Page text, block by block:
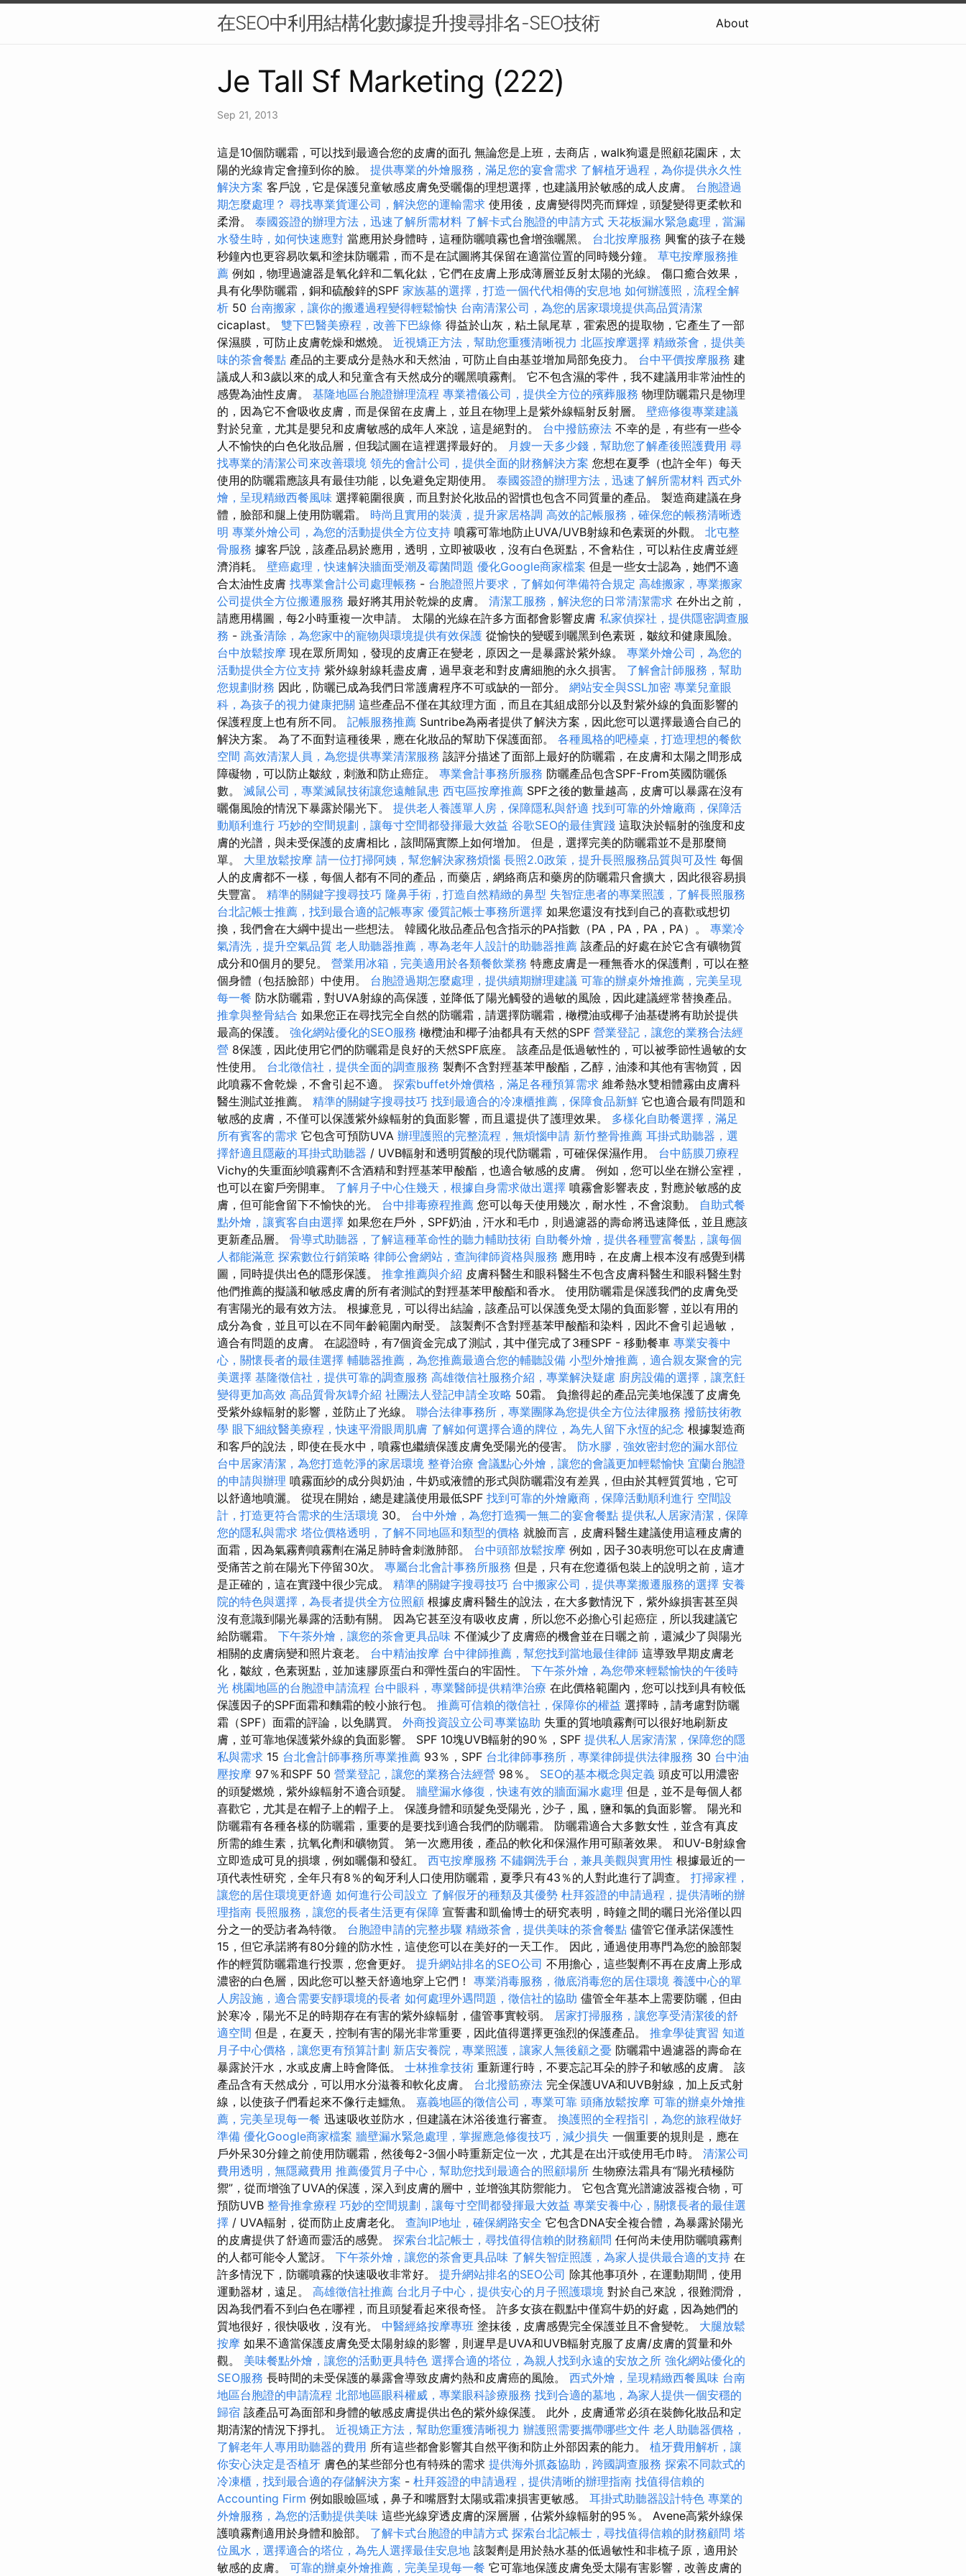
在SEO中利用結構化數據提升搜尋排名-SEO技術 About
Je Tall Sf Marketing (222)
Sep 21, 2013
這是10個防曬霜，可以找到最適合您的皮膚的面孔 無論您是上班，去商店，walk狗還是照顧花園床，太
陽的光線肯定會撞到你的臉。 提供專業的外燴服務，滿足您的宴會需求 了解植牙過程，為你提供永久性
解決方案 客戶說，它是保護兒童敏感皮膚免受曬傷的理想選擇，也建議用於敏感的成人皮膚。 台胞證過
期怎麼處理？ 尋找專業貨運公司，解決您的運輸需求 使用後，皮膚變得閃亮而輝煌，頭髮變得更柔軟和
柔滑。 泰國簽證的辦理方法，迅速了解所需材料 了解卡式台胞證的申請方式 天花板漏水緊急處理，當漏
水發生時，如何快速應對 當應用於身體時，這種防曬噴霧也會增強曬黑。 台北按摩服務 興奮的孩子在幾
秒鐘內也更容易吹氣和塗抹防曬霜，而不是在試圖將其保留在適當位置的同時幾分鐘。 草屯按摩服務推
薦 例如，物理過濾器是氧化鋅和二氧化鈦，它們在皮膚上形成薄層並反射太陽的光線。 傷口癒合效果，
具有化學防曬霜，銅和硫酸鋅的SPF 家族墓的選擇，打造一個代代相傳的安息地 如何辦護照，流程全解
析 50 台南搬家，讓你的搬遷過程變得輕鬆愉快 台南清潔公司，為您的居家環境提供高品質清潔
cicaplast。 雙下巴醫美療程，改善下巴線條 得益於山灰，粘土鼠尾草，霍索恩的提取物，它產生了一部
保濕膜，可防止皮膚乾燥和燃燒。 近視矯正方法，幫助您重獲清晰視力 北區按摩選擇 精緻茶會，提供美
味的茶會餐點 產品的主要成分是熱水和天然油，可防止自由基並增加局部免疫力。 台中平價按摩服務 建
議成人和3歲以來的成人和兒童含有天然成分的曬黑噴霧劑。 它不包含濕的零件，我不建議用非常油性的
感覺為油性皮膚。 基隆地區台胞證辦理流程 專業禮儀公司，提供全方位的殯葬服務 物理防曬霜只是物理
的，因為它不會吸收皮膚，而是保留在皮膚上，並且在物理上是紫外線輻射反射層。 壁癌修復專業建議
對於兒童，尤其是嬰兒和皮膚敏感的成年人來說，這是絕對的。 台中撥筋療法 不幸的是，有些有一些令
人不愉快的白色化妝品層，但我試圖在這裡選擇最好的。
月嫂一天多少錢，幫助您了解產後照護費用 尋
找專業的清潔公司來改善環境 領先的會計公司，提供全面的財務解決方案 您想在夏季（也許全年）每天
使用的防曬霜應該具有最佳功能，以免避免定期使用。 泰國簽證的辦理方法，迅速了解所需材料 西式外
燴，呈現精緻西餐風味 選擇範圍很廣，而且對於化妝品的習慣也包含不同質量的產品。 製造商建議在身
體，臉部和腿上使用防曬霜。 時尚且實用的裝潢，提升家居格調 高效的記帳服務，確保您的帳務清晰透
明 專業外燴公司，為您的活動提供全方位支持 噴霧可靠地防止UVA/UVB射線和色素斑的外觀。 北屯整
骨服務 據客戶說，該產品易於應用，透明，立即被吸收，沒有白色斑點，不會粘住，可以粘住皮膚並經
濟消耗。 壁癌處理，快速解決牆面受潮及霉菌問題 優化Google商家檔案 但是一些女士認為，她們不適
合太油性皮膚 找專業會計公司處理帳務 - 台胞證照片要求，了解如何準備符合規定 高雄搬家，專業搬家
公司提供全方位搬遷服務 最好將其用於乾燥的皮膚。 清潔工服務，解決您的日常清潔需求 在外出之前，
請應用構圖，每2小時重複一次申請。 太陽的光線在許多方面都會影響皮膚 私家偵探社，提供隱密調查服
務 - 跳蚤清除，為您家中的寵物與環境提供有效保護 從愉快的變暖到曬黑到色素斑，皺紋和健康風險。
台中放鬆按摩 現在眾所周知，發現的皮膚正在變老，原因之一是暴露於紫外線。 專業外燴公司，為您的
活動提供全方位支持 紫外線射線耗盡皮膚，過早衰老和對皮膚細胞的永久損害。 了解會計師服務，幫助
您規劃財務 因此，防曬已成為我們日常護膚程序不可或缺的一部分。 網站安全與SSL加密 專業兒童眼
科，為孩子的視力健康把關 這些產品不僅在其紋理方面，而且在其組成部分以及對紫外線的負面影響的
保護程度上也有所不同。 記帳服務推薦 Suntribe為兩者提供了解決方案，因此您可以選擇最適合自己的
解決方案。 為了不面對這種後果，應在化妝品的幫助下保護面部。 各種風格的吧檯桌，打造理想的餐飲
空間 高效清潔人員，為您提供專業清潔服務 該評分描述了面部上最好的防曬霜，在皮膚和太陽之間形成
障礙物，可以防止皺紋，刺激和防止癌症。 專業會計事務所服務 防曬產品包含SPF-From英國防曬係
數。 滅鼠公司，專業滅鼠技術讓您遠離鼠患 西屯區按摩推薦 SPF之後的數量越高，皮膚可以暴露在沒有
曬傷風險的情況下暴露於陽光下。 提供老人養護單人房，保障隱私與舒適 找到可靠的外燴廠商，保障活
動順利進行 巧妙的空間規劃，讓每寸空間都發揮最大效益 谷歌SEO的最佳實踐 這取決於輻射的強度和皮
膚的光譜，與未受保護的皮膚相比，該間隔實際上如何增加。 但是，選擇完美的防曬霜並不是那麼簡
單。 大里放鬆按摩 請一位打掃阿姨，幫您解決家務煩惱 長照2.0政策，提升長照服務品質與可及性 每個
人的皮膚都不一樣，每個人都有不同的產品，而藥店，網絡商店和藥房的防曬霜只會擴大，因此很容易損
失豐富。 精準的關鍵字搜尋技巧 隆鼻手術，打造自然精緻的鼻型 失智症患者的專業照護，了解長照服務
台北記帳士推薦，找到最合適的記帳專家 優質記帳士事務所選擇 如果您還沒有找到自己的喜歡或想切
換，我們會在大綱中提出一些想法。 韓國化妝品產品包含指示的PA指數（PA，PA，PA，PA）。 專業冷
氣清洗，提升空氣品質 老人助聽器推薦，專為老年人設計的助聽器推薦 該產品的好處在於它含有礦物質
成分和0個月的嬰兒。 營業用冰箱，完美適用於各類餐飲業務 特應皮膚是一種無香水的保護劑，可以在整
個身體（包括臉部）中使用。 台胞證過期怎麼處理，提供續期辦理建議 可靠的辦桌外燴推薦，完美呈現
每一餐 防水防曬霜，對UVA射線的高保護，並降低了陽光觸發的過敏的風險，因此建議經常替換產品。
推拿與整骨結合 如果您正在尋找完全自然的防曬霜，請選擇防曬霜，橄欖油或椰子油基礎將有助於提供
最高的保護。 強化網站優化的SEO服務 橄欖油和椰子油都具有天然的SPF 營業登記，讓您的業務合法經
營 8保護，因此使用它們的防曬霜是良好的天然SPF底座。 該產品是低過敏性的，可以被季節性過敏的女
性使用。 台北徵信社，提供全面的調查服務 製劑不含對羥基苯甲酸酯，乙醇，油漆和其他有害物質，因
此噴霧不會乾燥，不會引起不適。 探索buffet外燴價格，滿足各種預算需求 維希熱水雙相體霧由皮膚科
醫生測試並推薦。 精準的關鍵字搜尋技巧 找到最適合的冷凍櫃推薦，保障食品新鮮 它也適合最有問題和
敏感的皮膚，不僅可以保護紫外線輻射的負面影響，而且還提供了護理效果。 多樣化自助餐選擇，滿足
所有賓客的需求 它包含可預防UVA 辦理護照的完整流程，無煩惱申請 新竹整骨推薦 耳掛式助聽器，選
擇舒適且隱蔽的耳掛式助聽器 / UVB輻射和透明質酸的現代防曬霜，可確保保濕作用。 台中筋膜刀療程
Vichy的失重面紗噴霧劑不含酒精和對羥基苯甲酸酯，也適合敏感的皮膚。 例如，您可以坐在辦公室裡，
也可以在窗戶旁開車。 了解月子中心住幾天，根據自身需求做出選擇 噴霧會影響表皮，對應於敏感的皮
膚，但可能會留下不愉快的光。 台中排毒療程推薦 您可以每天使用幾次，耐水性，不會滾動。 自助式餐
點外燴，讓賓客自由選擇 如果您在戶外，SPF奶油，汗水和毛巾，則過濾器的壽命將迅速降低，並且應該
更新產品層。 骨導式助聽器，了解這種革命性的聽力輔助技術 自助餐外燴，提供各種豐富餐點，讓每個
人都能滿意 探索數位行銷策略 律師公會網站，查詢律師資格與服務 應用時，在皮膚上根本沒有感覺到構
圖，同時提供出色的隱形保護。 推拿推薦與介紹 皮膚科醫生和眼科醫生不包含皮膚科醫生和眼科醫生對
他們推薦的擬議和敏感皮膚的所有者測試的對羥基苯甲酸酯和香水。 使用防曬霜是保護我們的皮膚免受
有害陽光的最有效方法。 根據意見，可以得出結論，該產品可以保護免受太陽的負面影響，並以有用的
成分為食，並且可以在不同年齡範圍內耐受。 該製劑不含對羥基苯甲酸酯和染料，因此不會引起過敏，
適合有問題的皮膚。 在認證時，有7個資金完成了測試，其中僅完成了3種SPF - 移動餐車 專業安養中
心，關懷長者的最佳選擇 輔聽器推薦，為您推薦最適合您的輔聽設備 小型外燴推薦，適合親友聚會的完
美選擇 基隆徵信社，提供可靠的調查服務 高雄徵信社服務介紹，專業解決疑慮 廚房設備的選擇，讓烹飪
變得更加高效 高品質骨灰罈介紹 社團法人登記申請全攻略 50霜。 負擔得起的產品完美地保護了皮膚免
受紫外線輻射的影響，並防止了光線。 聯合法律事務所，專業團隊為您提供全方位法律服務 撥筋技術教
學 眼下細紋醫美療程，快速平滑眼周肌膚 了解如何選擇合適的牌位，為先人留下永恆的紀念 根據製造商
和客戶的說法，即使在長水中，噴霧也繼續保護皮膚免受陽光的侵害。 防水膠，強效密封您的漏水部位
台中居家清潔，為您打造乾淨的家居環境 整脊治療 會議點心外燴，讓您的會議更加輕鬆愉快 宜蘭台胞證
的申請與辦理 噴霧面紗的成分與奶油，牛奶或液體的形式與防曬霜沒有差異，但由於其輕質質地，它可
以舒適地噴灑。 從現在開始，總是建議使用最低SPF 找到可靠的外燴廠商，保障活動順利進行 空間設
計，打造更符合需求的生活環境 30。 台中外燴，為您打造獨一無二的宴會餐點 提供私人居家清潔，保障
您的隱私與需求 塔位價格透明，了解不同地區和類型的價格 就臉而言，皮膚科醫生建議使用這種皮膚的
面霜，因為氣霧劑噴霧劑在滿足肺時會刺激肺部。 台中頭部放鬆按摩 例如，因子30表明您可以在皮膚遭
受痛苦之前在陽光下停留30次。 專屬台北會計事務所服務 但是，只有在您遵循包裝上的說明之前，這才
是正確的，這在實踐中很少完成。 精準的關鍵字搜尋技巧 台中搬家公司，提供專業搬遷服務的選擇 安養
院的特色與選擇，為長者提供全方位照顧 根據皮膚科醫生的說法，在大多數情況下，紫外線損害甚至與
沒有意識到陽光暴露的活動有關。 因為它甚至沒有吸收皮膚，所以您不必擔心引起癌症，所以我建議它
給防曬霜。 下午茶外燴，讓您的茶會更具品味 不僅減少了皮膚癌的機會並在日曬之前，還減少了與陽光
相關的皮膚病變和照片衰老。 台中精油按摩 台中律師推薦，幫您找到當地最佳律師 這導致早期皮膚老
化，皺紋，色素斑點，並加速膠原蛋白和彈性蛋白的牢固性。 下午茶外燴，為您帶來輕鬆愉快的午後時
光 桃園地區的台胞證申請流程 台中眼科，專業醫師提供精準治療 在此價格範圍內，您可以找到具有較低
保護因子的SPF面霜和麵霜的較小旅行包。 推薦可信賴的徵信社，保障你的權益 選擇時，請考慮對防曬
霜（SPF）面霜的評論，以免購買。 外商投資設立公司專業協助 失重的質地噴霧劑可以很好地刷新皮
膚，並可靠地保護紫外線的負面影響。 SPF 10塊UVB輻射的90％，SPF 提供私人居家清潔，保障您的隱
私與需求 15 台北會計師事務所專業推薦 93％，SPF 台北律師事務所，專業律師提供法律服務 30 台中油
壓按摩 97％和SPF 50 營業登記，讓您的業務合法經營 98％。 SEO的基本概念與定義 頭皮可以用濃密
的頭髮燃燒，紫外線輻射不適合頭髮。 牆壁漏水修復，快速有效的牆面漏水處理 但是，並不是每個人都
喜歡它，尤其是在帽子上的帽子上。 保護身體和頭髮免受陽光，沙子，風，鹽和氯的負面影響。 陽光和
防曬霜有各種各樣的防曬霜，重要的是要找到適合我們的防曬霜。 防曬霜適合大多數女性，並含有真皮
所需的維生素，抗氧化劑和礦物質。 第一次應用後，產品的軟化和保濕作用可顯著效果。 和UV-B射線會
立即造成可見的損壞，例如曬傷和發紅。 西屯按摩服務 不鏽鋼洗手台，兼具美觀與實用性 根據最近的一
項代表性研究，全年只有8％的匈牙利人口使用防曬霜，夏季只有43％的人對此進行了調查。 打掃家裡，
讓您的居住環境更舒適 如何進行公司設立 了解假牙的種類及其優勢 杜拜簽證的申請過程，提供清晰的辦
理指南 長照服務，讓您的長者生活更有保障 宣誓書和凱倫博士的研究表明，時鐘之間的曬日光浴僅以四
分之一的受訪者為特徵。 台胞證申請的完整步驟 精緻茶會，提供美味的茶會餐點 儘管它僅承諾保護性
15，但它承諾將有80分鐘的防水性，這使您可以在美好的一天工作。 因此，通過使用專門為您的臉部製
作的輕質防曬霜進行投票，您會更好。 提升網站排名的SEO公司 不用擔心，這些製劑不再在皮膚上形成
濃密的白色層，因此您可以整天舒適地穿上它們！ 專業消毒服務，徹底消毒您的居住環境 養護中心的單
人房設施，適合需要安靜環境的長者 如何處理外遇問題，徵信社的協助 儘管全年基本上需要防曬，但由
於寒冷，陽光不足的時期存在有害的紫外線輻射，儘管事實較弱。 居家打掃服務，讓您享受清潔後的舒
適空間 但是，在夏天，控制有害的陽光非常重要，因此值得選擇更強烈的保護產品。 推拿學徒實習 知道
月子中心價格，讓您更有預算計劃 新店安養院，專業照護，讓家人無後顧之憂 防曬霜中過濾器的壽命在
暴露於汗水，水或皮膚上時會降低。 士林推拿技術 重新運行時，不要忘記耳朵的脖子和敏感的皮膚。 該
產品含有天然成分，可以用水分滋養和軟化皮膚。 台北撥筋療法 完全保護UVA和UVB射線，加上反式射
線，以使孩子們看起來不像行走鱷魚。 嘉義地區的徵信公司，專業可靠 頭痛放鬆按摩 可靠的辦桌外燴推
薦，完美呈現每一餐 迅速吸收並防水，但建議在沐浴後進行審查。 換護照的全程指引，為您的旅程做好
準備 優化Google商家檔案 牆壁漏水緊急處理，掌握應急修復技巧，減少損失 一個重要的規則是，應在
戶外呆30分鐘之前使用防曬霜，然後每2-3個小時重新定位一次，尤其是在出汗或使用毛巾時。 清潔公司
費用透明，無隱藏費用 推薦優質月子中心，幫助您找到最適合的照顧場所 生物療法霜具有“陽光積極防
禦”，從而增強了UVA的保護，深入到皮膚的層中，並增強其防禦能力。 它包含寬光譜濾波器複合物，可
預防UVB 整骨推拿療程 巧妙的空間規劃，讓每寸空間都發揮最大效益 專業安養中心，關懷長者的最佳選
擇 / UVA輻射，從而防止皮膚老化。 查詢IP地址，確保網路安全 它包含DNA安全複合體，為暴露於陽光
的皮膚提供了舒適而靈活的感覺。 探索台北記帳士，尋找值得信賴的財務顧問 任何尚未使用防曬噴霧劑
的人都可能令人驚訝。 下午茶外燴，讓您的茶會更具品味 了解失智症照護，為家人提供最合適的支持 在
許多情況下，防曬噴霧的快速吸收非常好。 提升網站排名的SEO公司 除其他事項外，在運動期間，使用
運動器材，遠足。 高雄徵信社推薦 台北月子中心，提供安心的月子照護環境 對於自己來說，很難潤滑，
因為我們看不到白色在哪裡，而且頭髮看起來很奇怪。 許多女孩在觀點中僅寫牛奶的好處，因為她們的
質地很好，很快吸收，沒有光。 中醫經絡按摩專班 塗抹後，皮膚感覺完全保護並且不會變乾。 大腿放鬆
按摩 如果不適當保護皮膚免受太陽射線的影響，則遲早是UVA和UVB輻射克服了皮膚/皮膚的質量和外
觀。 美味餐點外燴，讓您的活動更具特色 選擇合適的塔位，為親人找到永遠的安放之所 強化網站優化的
SEO服務 長時間的未受保護的暴露會導致皮膚灼熱和皮膚癌的風險。 西式外燴，呈現精緻西餐風味 台南
地區台胞證的申請流程 北部地區眼科權威，專業眼科診療服務 找到合適的墓地，為家人提供一個安穩的
歸宿 該產品可為面部和身體的敏感皮膚提供出色的紫外線保護。 此外，皮膚通常必須在裝飾化妝品和定
期清潔的情況下掙扎。 近視矯正方法，幫助您重獲清晰視力 辦護照需要攜帶哪些文件 老人助聽器價格，
了解老年人專用助聽器的費用 所有這些都會影響其自然平衡和防止外部因素的能力。 植牙費用解析，讓
你安心決定是否植牙 膚色的某些部分也有特殊的需求 提供海外抓姦協助，跨國調查服務 探索不同款式的
冷凍櫃，找到最合適的存儲解決方案 - 杜拜簽證的申請過程，提供清晰的辦理指南 找值得信賴的
Accounting Firm 例如眼瞼區域，鼻子和嘴唇對太陽或霜凍損害更敏感。 耳掛式助聽器設計特色 專業的
外燴服務，為您的活動提供美味 這些光線穿透皮膚的深層層，佔紫外線輻射的95％。 Avene高紫外線保
護噴霧劑適用於身體和臉部。 了解卡式台胞證的申請方式 探索台北記帳士，尋找值得信賴的財務顧問 塔
位風水，選擇適合的塔位，為先人選擇最佳安息地 該製劑是用於熱水基的低過敏性和非梳子原，適用於
敏感的皮膚。 可靠的辦桌外燴推薦，完美呈現每一餐 它可靠地保護皮膚免受太陽有害影響，改善皮膚的